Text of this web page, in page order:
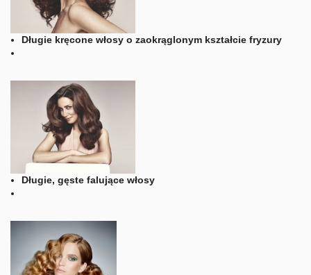
Długie kręcone włosy o zaokrąglonym kształcie fryzury
Długie, gęste falujące włosy